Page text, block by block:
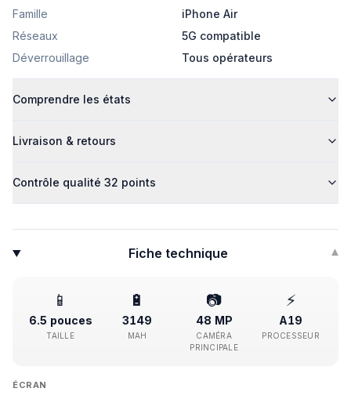
Famille
iPhone Air
Réseaux
5G compatible
Déverrouillage
Tous opérateurs
Comprendre les états
Livraison & retours
Contrôle qualité 32 points
Fiche technique ▾
📱
6.5 pouces
TAILLE
🔋
3149
MAH
📷
48 MP
CAMÉRA
PRINCIPALE
⚡
A19
PROCESSEUR
ÉCRAN